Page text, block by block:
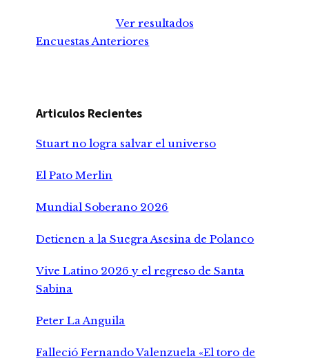
Ver resultados
Encuestas Anteriores
Articulos Recientes
Stuart no logra salvar el universo
El Pato Merlin
Mundial Soberano 2026
Detienen a la Suegra Asesina de Polanco
Vive Latino 2026 y el regreso de Santa
Sabina
Peter La Anguila
Falleció Fernando Valenzuela «El toro de